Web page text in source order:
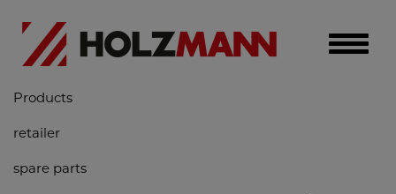
Toggle
Products
retailer
spare parts